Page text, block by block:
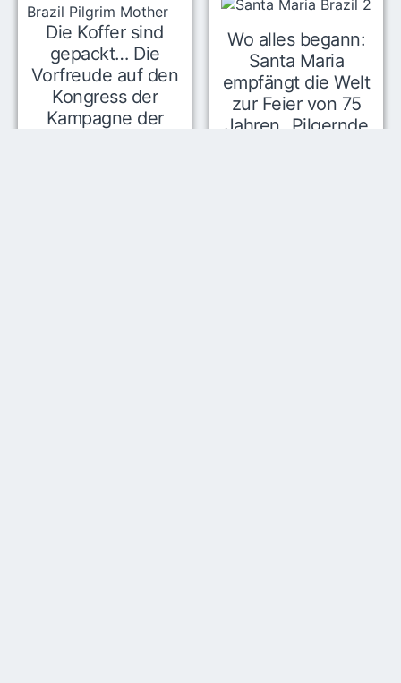
Die Koffer sind
gepackt… Die
Vorfreude auf den
Kongress der
Kampagne der
Wo alles begann:
Santa Maria
empfängt die Welt
zur Feier von 75
Jahren „Pilgernde